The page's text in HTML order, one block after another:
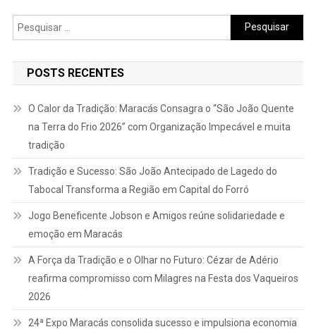
Pesquisar
por:
POSTS RECENTES
O Calor da Tradição: Maracás Consagra o “São João Quente
na Terra do Frio 2026” com Organização Impecável e muita
tradição
Tradição e Sucesso: São João Antecipado de Lagedo do
Tabocal Transforma a Região em Capital do Forró
Jogo Beneficente Jobson e Amigos reúne solidariedade e
emoção em Maracás
A Força da Tradição e o Olhar no Futuro: Cézar de Adério
reafirma compromisso com Milagres na Festa dos Vaqueiros
2026
24ª Expo Maracás consolida sucesso e impulsiona economia